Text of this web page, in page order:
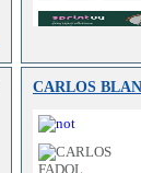
CARLOS